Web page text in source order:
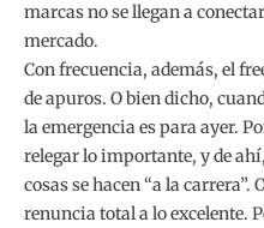
marcas no se llegan a
mercado.
Con frecuencia, además, el
de apuros. O bien dicho,
la emergencia es para ayer.
relegar lo importante, y de
cosas se hacen “a la carrera”.
renuncia total a lo excelente.